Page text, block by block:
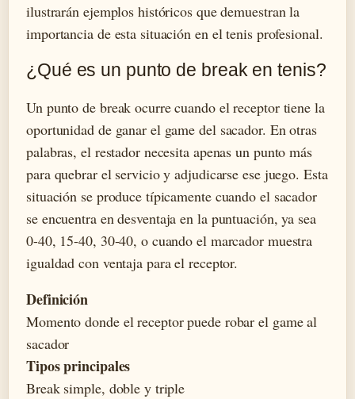
ilustrarán ejemplos históricos que demuestran la
importancia de esta situación en el tenis profesional.
¿Qué es un punto de break en tenis?
Un punto de break ocurre cuando el receptor tiene la
oportunidad de ganar el game del sacador. En otras
palabras, el restador necesita apenas un punto más
para quebrar el servicio y adjudicarse ese juego. Esta
situación se produce típicamente cuando el sacador
se encuentra en desventaja en la puntuación, ya sea
0-40, 15-40, 30-40, o cuando el marcador muestra
igualdad con ventaja para el receptor.
Definición
Momento donde el receptor puede robar el game al
sacador
Tipos principales
Break simple, doble y triple